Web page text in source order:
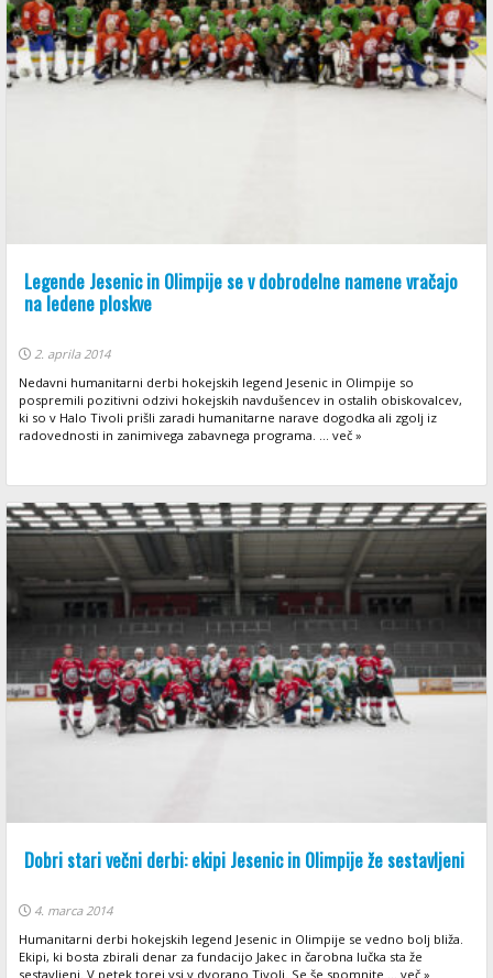
Legende Jesenic in Olimpije se v dobrodelne namene vračajo
na ledene ploskve
2. aprila 2014
Nedavni humanitarni derbi hokejskih legend Jesenic in Olimpije so
pospremili pozitivni odzivi hokejskih navdušencev in ostalih obiskovalcev,
ki so v Halo Tivoli prišli zaradi humanitarne narave dogodka ali zgolj iz
radovednosti in zanimivega zabavnega programa. ... več »
Dobri stari večni derbi: ekipi Jesenic in Olimpije že sestavljeni
4. marca 2014
Humanitarni derbi hokejskih legend Jesenic in Olimpije se vedno bolj bliža.
Ekipi, ki bosta zbirali denar za fundacijo Jakec in čarobna lučka sta že
sestavljeni. V petek torej vsi v dvorano Tivoli. Se še spomnite ... več »